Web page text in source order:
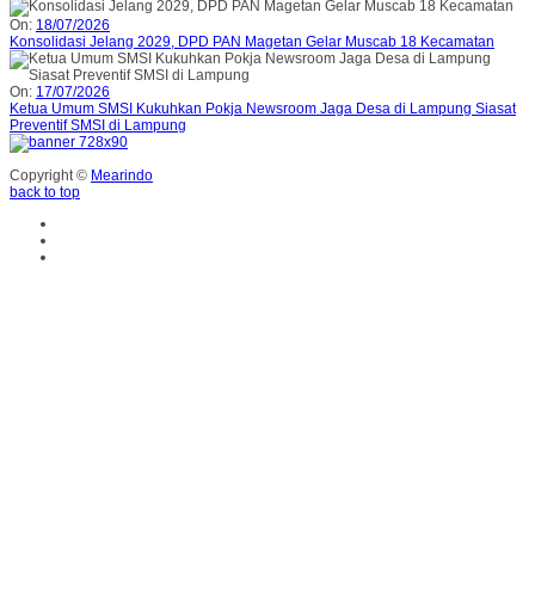
On: 18/07/2026
Konsolidasi Jelang 2029, DPD PAN Magetan Gelar Muscab 18 Kecamatan
On: 17/07/2026
Ketua Umum SMSI Kukuhkan Pokja Newsroom Jaga Desa di Lampung Siasat
Preventif SMSI di Lampung
Copyright © Mearindo
back to top